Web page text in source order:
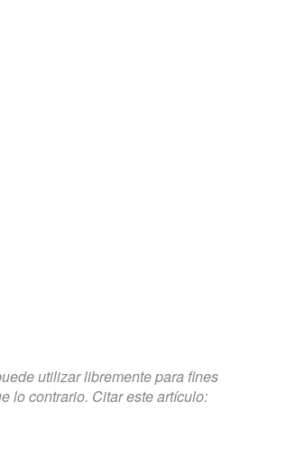
utilizar libremente para fines
lo contrario. Citar este artículo: